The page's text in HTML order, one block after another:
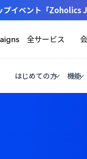
プイベント「
全サービス
はじめての方 機能